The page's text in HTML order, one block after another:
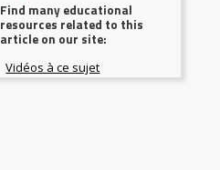
Find many educational
resources related to this
article on our site: